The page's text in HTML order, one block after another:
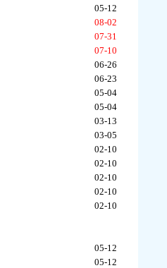
05-12
08-02
07-31
07-10
06-26
06-23
05-04
05-04
03-13
03-05
02-10
02-10
02-10
02-10
02-10
05-12
05-12